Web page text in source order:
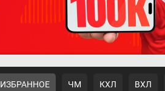
ИЗБРАННОЕ ЧМ КХЛ ВХЛ